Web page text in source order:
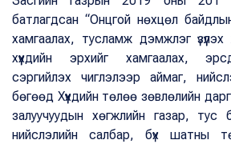
батлагдсан “Онцгой нөхцөл байдлын
хамгаалах, тусламж дэмжлэг
хүүхдийн эрхийг хамгаалах,
сэргийлэх чиглэлээр аймаг,
бөгөөд Хүүхдийн төлөө зөвлөлийн
залуучуудын хөгжлийн газар, тус
нийслэлийн салбар, бүх шатны